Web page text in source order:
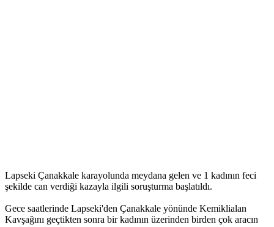
Lapseki Çanakkale karayolunda meydana gelen ve 1 kadının feci
şekilde can verdiği kazayla ilgili soruşturma başlatıldı.
Gece saatlerinde Lapseki'den Çanakkale yönünde Kemiklialan
Kavşağını geçtikten sonra bir kadının üzerinden birden çok aracın